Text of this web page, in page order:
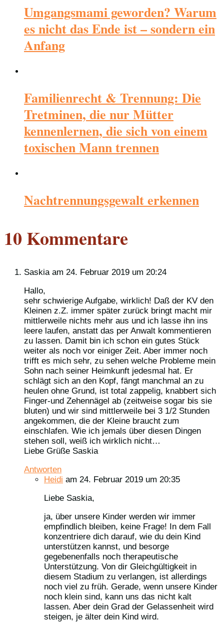
Umgangsmami geworden? Warum
es nicht das Ende ist – sondern ein
Anfang
Familienrecht & Trennung: Die
Tretminen, die nur Mütter
kennenlernen, die sich von einem
toxischen Mann trennen
Nachtrennungsgewalt erkennen
10 Kommentare
Saskia am 24. Februar 2019 um 20:24
Hallo,
sehr schwierige Aufgabe, wirklich! Daß der KV den
Kleinen z.Z. immer später zurück bringt macht mir
mittlerweile nichts mehr aus und ich lasse ihn ins
leere laufen, anstatt das per Anwalt kommentieren
zu lassen. Damit bin ich schon ein gutes Stück
weiter als noch vor einiger Zeit. Aber immer noch
trifft es mich sehr, zu sehen welche Probleme mein
Sohn nach seiner Heimkunft jedesmal hat. Er
schlägt sich an den Kopf, fängt manchmal an zu
heulen ohne Grund, ist total zappelig, knabbert sich
Finger-und Zehennägel ab (zeitweise sogar bis sie
bluten) und wir sind mittlerweile bei 3 1/2 Stunden
angekommen, die der Kleine braucht zum
einschlafen. Wie ich jemals über diesen Dingen
stehen soll, weiß ich wirklich nicht…
Liebe Grüße Saskia
Antworten
Heidi am 24. Februar 2019 um 20:35
Liebe Saskia,
ja, über unsere Kinder werden wir immer
empfindlich bleiben, keine Frage! In dem Fall
konzentriere dich darauf, wie du dein Kind
unterstützen kannst, und besorge
gegebenenfalls noch therapeutische
Unterstützung. Von dir Gleichgültigkeit in
diesem Stadium zu verlangen, ist allerdings
noch viel zu früh. Gerade, wenn unsere Kinder
noch klein sind, kann uns das nicht kalt
lassen. Aber dein Grad der Gelassenheit wird
steigen, je älter dein Kind wird.